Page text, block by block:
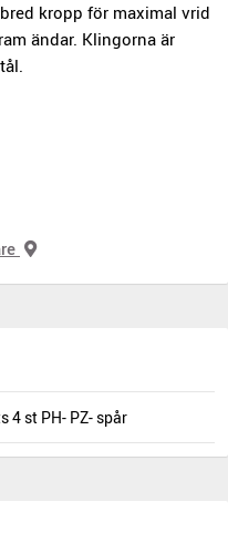
kropp för maximal vrid
ändar. Klingorna är
4 st PH- PZ- spår